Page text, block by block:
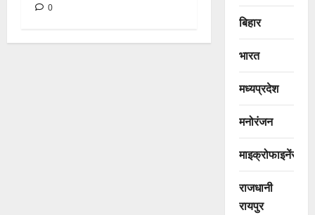
0
बिहार
भारत
मध्यप्रदेश
मनोरंजन
माइक्रोफाइनेंस
राजधानी
रायपुर